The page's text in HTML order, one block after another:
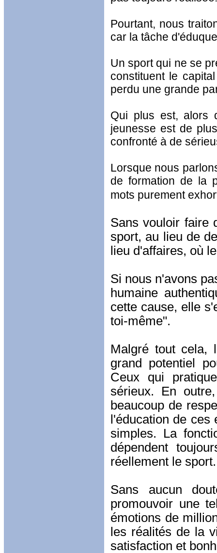
Pourtant, nous
car la tâche
Un sport qui ne se
constituent le
perdu une grande
Qui plus est, alors
jeunesse est de
confronté à de
Lorsque nous
de formation de la
mots purement
Sans vouloir faire
sport, au lieu de
lieu d'affaires, où
Si nous n'avons
humaine
cette cause, elle
toi-même".
Malgré tout cela,
grand potentiel
Ceux qui
sérieux. En
beaucoup de
l'éducation de
simples. La
dépendent
réellement le sport.
Sans aucun
promouvoir une
émotions de
les réalités de la
satisfaction et